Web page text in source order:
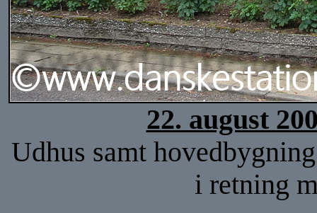
22. august
Udhus samt
i retning